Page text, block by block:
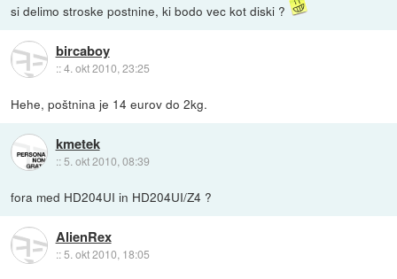
si delimo stroske postnine, ki bodo vec kot diski ?
bircaboy
::4. okt 2010, 23:25
Hehe, poštnina je 14 eurov do 2kg.
kmetek
:: 5. okt 2010, 08:39
fora med HD204UI in HD204UI/Z4 ?
AlienRex
::5. okt 2010, 18:05